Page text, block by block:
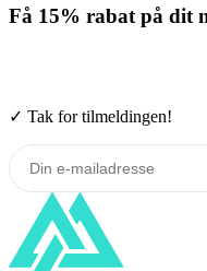
Få 15% rabat på dit
✓ Tak for tilmeldingen!